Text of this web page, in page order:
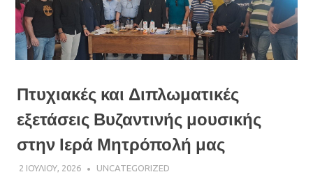
Αρκαλοχωρίου,
Καστελλίου
και
Βιάννου
Βιάννου
Πτυχιακές και Διπλωματικές
εξετάσεις Βυζαντινής μουσικής
στην Ιερά Μητρόπολή μας
2 ΙΟΥΛΊΟΥ, 2026 ΠΑΤΉΡ ΜΙΧΑΉΛ ΠΑΠΑΪΩΆΝΝΟΥ
UNCATEGORIZED